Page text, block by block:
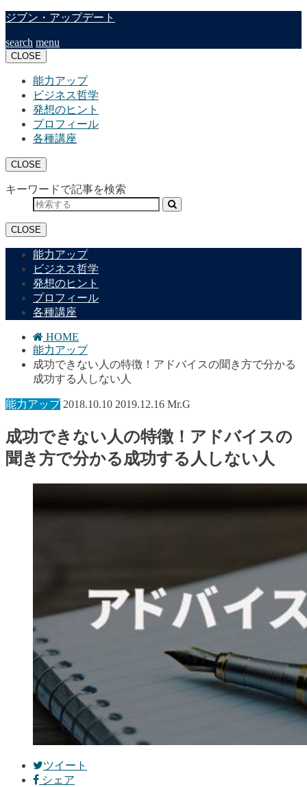
ジブン・アップデート
search menu
CLOSE
能力アップ
ビジネス哲学
発想のヒント
プロフィール
各種講座
CLOSE
キーワードで記事を検索
CLOSE
能力アップ
ビジネス哲学
発想のヒント
プロフィール
各種講座
HOME
能力アップ
成功できない人の特徴！アドバイスの聞き方で分かる
成功する人しない人
能力アップ 2018.10.10 2019.12.16 Mr.G
成功できない人の特徴！アドバイスの
聞き方で分かる成功する人しない人
ツイート
シェア